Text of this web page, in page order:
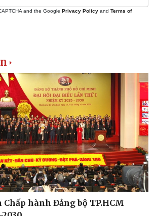
Quân sự - Quốc phòng
Vũ khí
Việt Nam
Phân tích
and the Google Privacy Policy and Terms of
hành Đảng bộ TP.HCM